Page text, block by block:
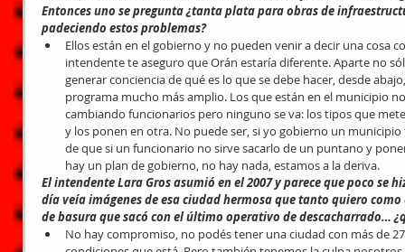
Entonces uno se pregunta ¿tanta plata para obras de
padeciendo estos problemas?
Ellos están en el gobierno y no pueden venir a decir una cosa
intendente te aseguro que Orán estaría diferente. Aparte no
generar conciencia de qué es lo que se debe hacer, desde
programa mucho más amplio. Los que están en el municipio
cambiando funcionarios pero ninguno se va: los tipos que
y los ponen en otra. No puede ser, si yo gobierno un
de que si un funcionario no sirve sacarlo de un puntano y
hay un plan de gobierno, no hay nada, estamos a la deriva.
El intendente Lara Gros asumió en el 2007 y parece que poco se
día veía imágenes de esa ciudad hermosa que tanto quiero
de basura que sacó con el último operativo de descacharrado…
No hay compromiso, no podés tener una ciudad con más de